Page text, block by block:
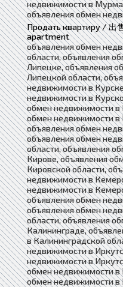
недвижимости в
объявления обмен
Продать квартиру / 出
apartment
объявления обмен
области, объявления
Липецке, объявления
Липецкой области,
недвижимости в
недвижимости в
обмен недвижимости в
обмен недвижимости в
объявления обмен
объявления обмен
области, объявления
Кирове, объявления
Кировской области,
недвижимости в
недвижимости в
объявления обмен
объявления обмен
области, объявления
Калининграде,
в Калининградской
недвижимости в
недвижимости в
обмен недвижимости в
обмен недвижимости в